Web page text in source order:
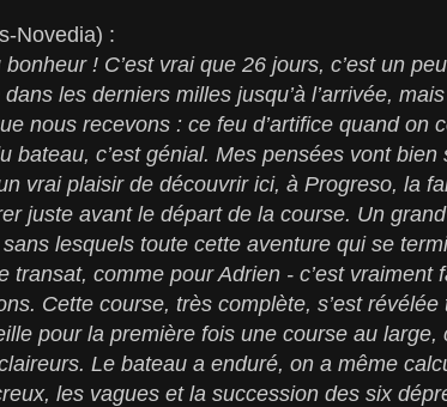
Novedia) :
bonheur ! C’est vrai que 26 jours, c’est un
les derniers milles jusqu’à l’arrivée,
nous recevons : ce feu d’artifice quand on
bateau, c’est génial. Mes pensées vont bien
vrai plaisir de découvrir ici, à Progreso, la
juste avant le départ de la course. Un
lesquels toute cette aventure qui se
transat, comme pour Adrien - c’est vraiment
Cette course, très complète, s’est
pour la première fois une course au large,
Le bateau a enduré, on a même
les vagues et la succession des six